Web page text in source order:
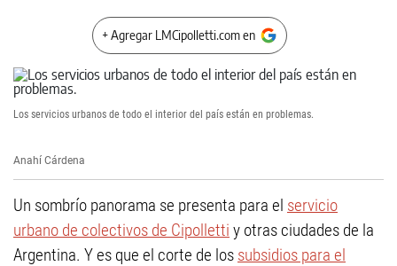
+ Agregar LMCipolletti.com en
Los servicios urbanos de todo el interior del país están en problemas.
Anahí Cárdena
Un sombrío panorama se presenta para el servicio
urbano de colectivos de Cipolletti y otras ciudades de la
Argentina. Y es que el corte de los subsidios para el